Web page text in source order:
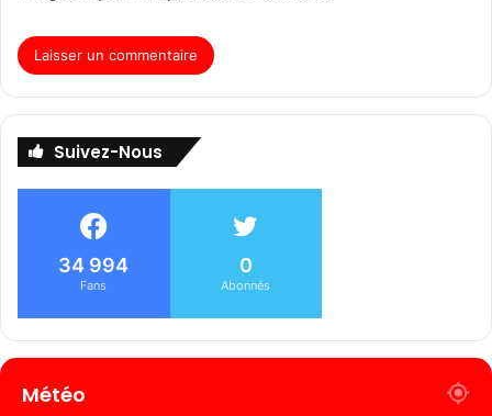
Suivez-Nous
34 994
Fans
0
Abonnés
Météo